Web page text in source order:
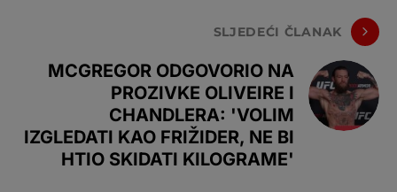
SLJEDEĆI ČLANAK
MCGREGOR ODGOVORIO NA
PROZIVKE OLIVEIRE I
CHANDLERA: 'VOLIM
IZGLEDATI KAO FRIŽIDER, NE BI
HTIO SKIDATI KILOGRAME'